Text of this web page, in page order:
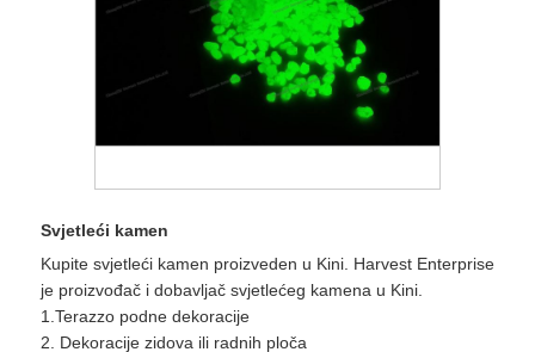
Svjetleći kamen
Kupite svjetleći kamen proizveden u Kini. Harvest Enterprise
je proizvođač i dobavljač svjetlećeg kamena u Kini.
1.Terazzo podne dekoracije
2. Dekoracije zidova ili radnih ploča